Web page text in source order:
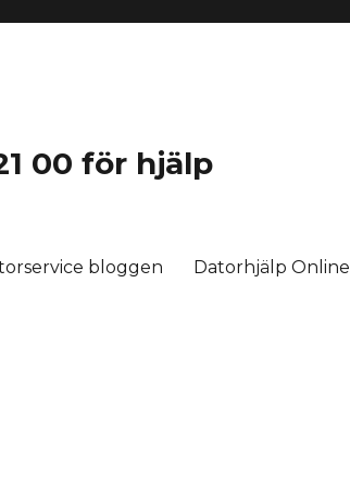
00 för hjälp
bloggen Datorhjälp Online